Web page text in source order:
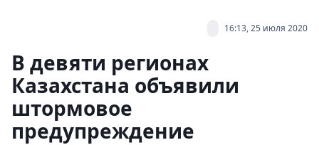
16:13, 25 июля 2020
В девяти регионах
Казахстана объявили
штормовое
предупреждение